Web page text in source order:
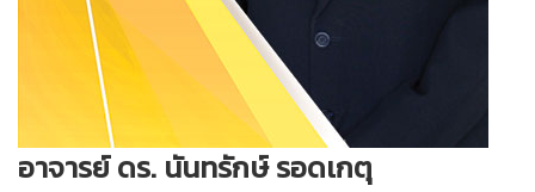
อาจารย์ ดร. นันทรักษ์ รอดเกตุ